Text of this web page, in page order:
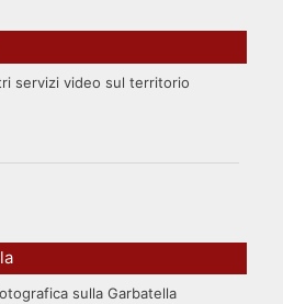
servizi video sul territorio
sulla Garbatella